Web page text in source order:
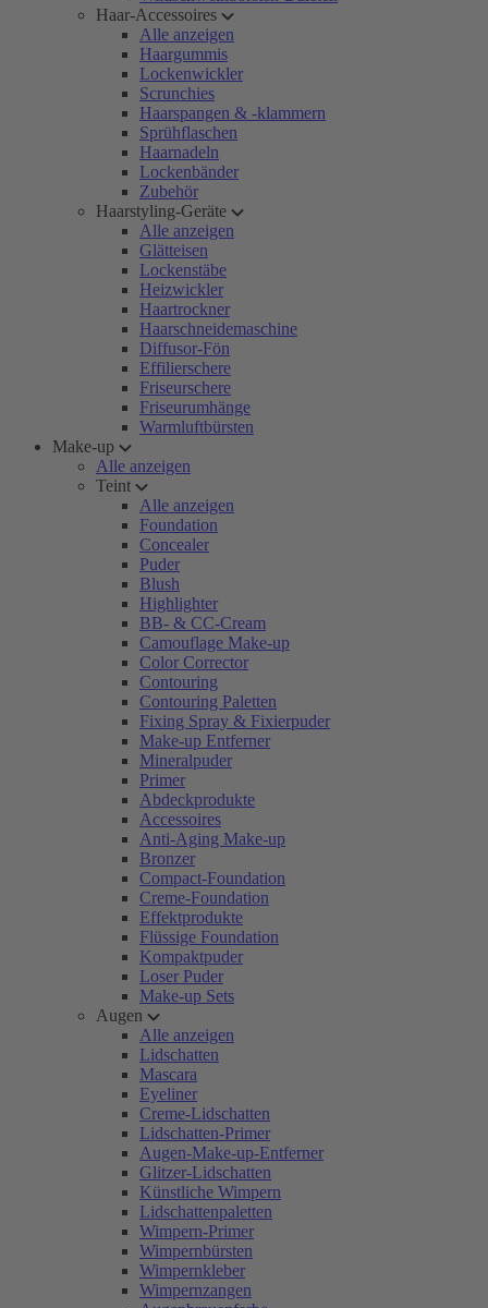
Haar-Accessoires
Alle anzeigen
Haargummis
Lockenwickler
Scrunchies
Haarspangen & -klammern
Sprühflaschen
Haarnadeln
Lockenbänder
Zubehör
Haarstyling-Geräte
Alle anzeigen
Glätteisen
Lockenstäbe
Heizwickler
Haartrockner
Haarschneidemaschine
Diffusor-Fön
Effilierschere
Friseurschere
Friseurumhänge
Warmluftbürsten
Make-up
Alle anzeigen
Teint
Alle anzeigen
Foundation
Concealer
Puder
Blush
Highlighter
BB- & CC-Cream
Camouflage Make-up
Color Corrector
Contouring
Contouring Paletten
Fixing Spray & Fixierpuder
Make-up Entferner
Mineralpuder
Primer
Abdeckprodukte
Accessoires
Anti-Aging Make-up
Bronzer
Compact-Foundation
Creme-Foundation
Effektprodukte
Flüssige Foundation
Kompaktpuder
Loser Puder
Make-up Sets
Augen
Alle anzeigen
Lidschatten
Mascara
Eyeliner
Creme-Lidschatten
Lidschatten-Primer
Augen-Make-up-Entferner
Glitzer-Lidschatten
Künstliche Wimpern
Lidschattenpaletten
Wimpern-Primer
Wimpernbürsten
Wimpernkleber
Wimpernzangen